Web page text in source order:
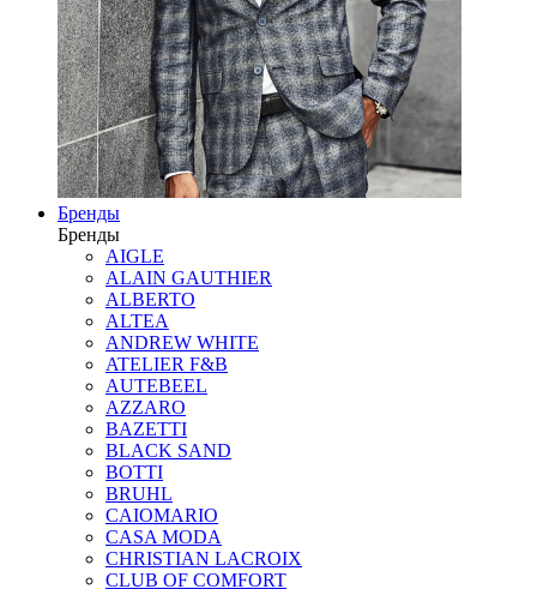
Бренды
Бренды
AIGLE
ALAIN GAUTHIER
ALBERTO
ALTEA
ANDREW WHITE
ATELIER F&B
AUTEBEEL
AZZARO
BAZETTI
BLACK SAND
BOTTI
BRUHL
CAIOMARIO
CASA MODA
CHRISTIAN LACROIX
CLUB OF COMFORT